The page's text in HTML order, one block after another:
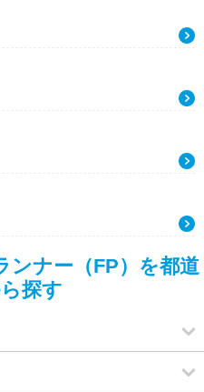
ンナー（FP）を都道
探す